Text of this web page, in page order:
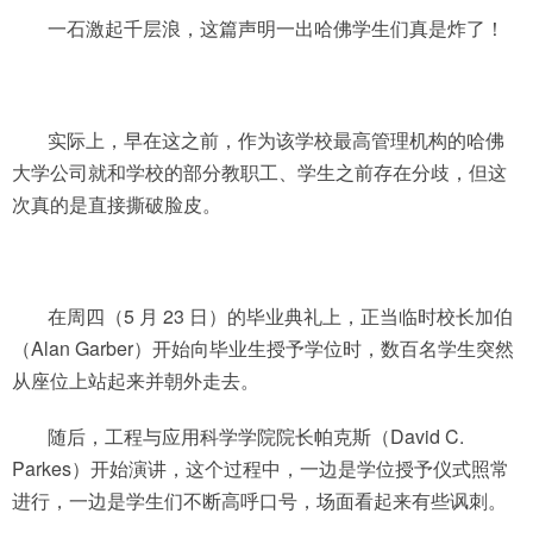
一石激起千层浪，这篇声明一出哈佛学生们真是炸了！
实际上，早在这之前，作为该学校最高管理机构的哈佛
大学公司就和学校的部分教职工、学生之前存在分歧，但这
次真的是直接撕破脸皮。
在周四（5 月 23 日）的毕业典礼上，正当临时校长加伯
（Alan Garber）开始向毕业生授予学位时，数百名学生突然
从座位上站起来并朝外走去。
随后，工程与应用科学学院院长帕克斯（David C.
Parkes）开始演讲，这个过程中，一边是学位授予仪式照常
进行，一边是学生们不断高呼口号，场面看起来有些讽刺。